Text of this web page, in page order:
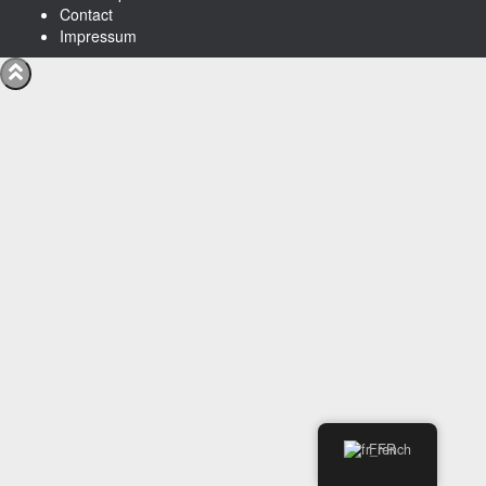
Contact
Impressum
French